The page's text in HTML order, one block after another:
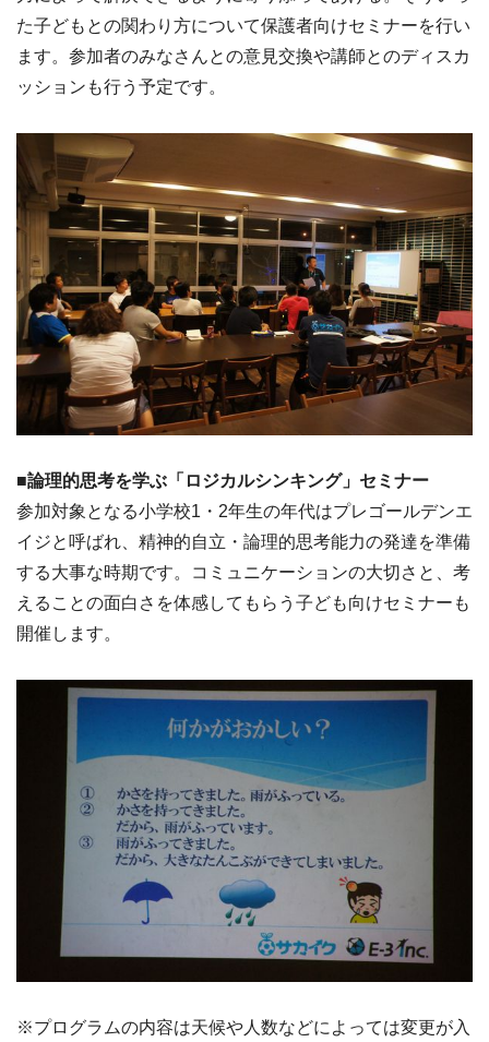
た子どもとの関わり方について保護者向けセミナーを行い
ます。参加者のみなさんとの意見交換や講師とのディスカ
ッションも行う予定です。
■論理的思考を学ぶ「ロジカルシンキング」セミナー
参加対象となる小学校1・2年生の年代はプレゴールデンエ
イジと呼ばれ、精神的自立・論理的思考能力の発達を準備
する大事な時期です。コミュニケーションの大切さと、考
えることの面白さを体感してもらう子ども向けセミナーも
開催します。
※プログラムの内容は天候や人数などによっては変更が入